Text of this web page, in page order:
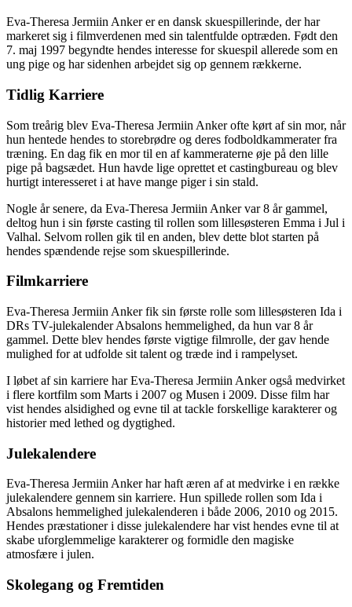
Eva-Theresa Jermiin Anker er en dansk skuespillerinde, der har
markeret sig i filmverdenen med sin talentfulde optræden. Født den
7. maj 1997 begyndte hendes interesse for skuespil allerede som en
ung pige og har sidenhen arbejdet sig op gennem rækkerne.
Tidlig Karriere
Som treårig blev Eva-Theresa Jermiin Anker ofte kørt af sin mor, når
hun hentede hendes to storebrødre og deres fodboldkammerater fra
træning. En dag fik en mor til en af kammeraterne øje på den lille
pige på bagsædet. Hun havde lige oprettet et castingbureau og blev
hurtigt interesseret i at have mange piger i sin stald.
Nogle år senere, da Eva-Theresa Jermiin Anker var 8 år gammel,
deltog hun i sin første casting til rollen som lillesøsteren Emma i Jul i
Valhal. Selvom rollen gik til en anden, blev dette blot starten på
hendes spændende rejse som skuespillerinde.
Filmkarriere
Eva-Theresa Jermiin Anker fik sin første rolle som lillesøsteren Ida i
DRs TV-julekalender Absalons hemmelighed, da hun var 8 år
gammel. Dette blev hendes første vigtige filmrolle, der gav hende
mulighed for at udfolde sit talent og træde ind i rampelyset.
I løbet af sin karriere har Eva-Theresa Jermiin Anker også medvirket
i flere kortfilm som Marts i 2007 og Musen i 2009. Disse film har
vist hendes alsidighed og evne til at tackle forskellige karakterer og
historier med lethed og dygtighed.
Julekalendere
Eva-Theresa Jermiin Anker har haft æren af at medvirke i en række
julekalendere gennem sin karriere. Hun spillede rollen som Ida i
Absalons hemmelighed julekalenderen i både 2006, 2010 og 2015.
Hendes præstationer i disse julekalendere har vist hendes evne til at
skabe uforglemmelige karakterer og formidle den magiske
atmosfære i julen.
Skolegang og Fremtiden